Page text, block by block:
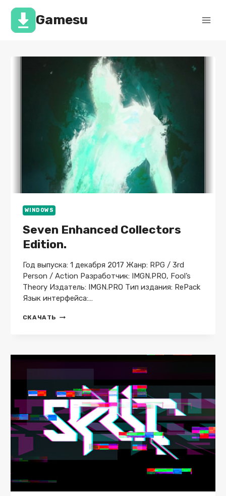
Перейти
содержимомуGamesu
WINDOWS
Seven Enhanced Collectors
Edition.
Год выпуска: 1 декабря 2017 Жанр: RPG / 3rd
Person / Action Разработчик: IMGN.PRO, Fool’s
Theory Издатель: IMGN.PRO Тип издания: RePack
Язык интерфейса:…
СКАЧАТЬ SEVEN